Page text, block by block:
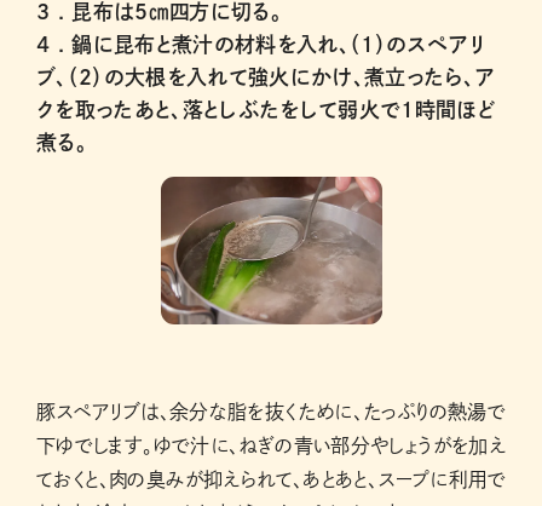
3 . 昆布は５㎝四方に切る。
4 .鍋に昆布と煮汁の材料を入れ、（1）のスペアリ
ブ、（2）の大根を入れて強火にかけ、煮立ったら、ア
クを取ったあと、落としぶたをして弱火で1時間ほど
煮る。
豚スペアリブは、余分な脂を抜くために、たっぷりの熱湯で
下ゆでします。ゆで汁に、ねぎの青い部分やしょうがを加え
ておくと、肉の臭みが抑えられて、あとあと、スープに利用で